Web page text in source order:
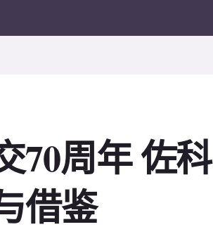
70周年 佐科
借鉴